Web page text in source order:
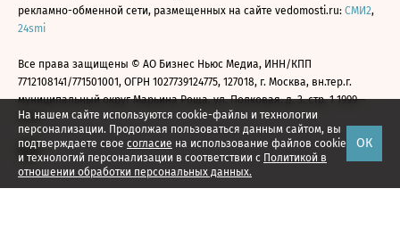
На нашем сайте используются cookie-файлы и технологии
персонализации. Продолжая пользоваться данным сайтом, вы
подтверждаете свое согласие на использование файлов cookie
и технологий персонализации в соответствии с Политикой в
отношении обработки персональных данных.
ОК
рекламно-обменной сети, размещенных на сайте vedomosti.ru: СМИ2,
24smi
Все права защищены © АО Бизнес Ньюс Медиа, ИНН/КПП
7712108141/771501001, ОГРН 1027739124775, 127018, г. Москва, вн.тер.г.
муниципальный округ Марьина Роща, ул. Полковая, д. 3, стр. 1 1999—
2026